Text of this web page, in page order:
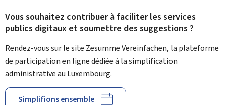
Vous souhaitez contribuer à faciliter les services
publics digitaux et soumettre des suggestions ?
Rendez-vous sur le site Zesumme Vereinfachen, la plateforme
de participation en ligne dédiée à la simplification
administrative au Luxembourg.
Simplifions ensemble